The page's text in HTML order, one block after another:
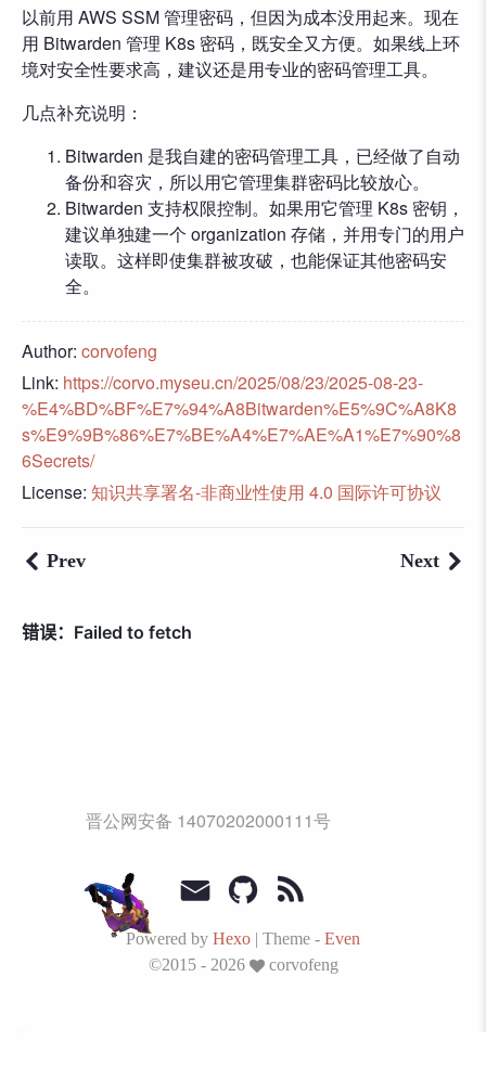
以前用 AWS SSM 管理密码，但因为成本没用起来。现在
用 Bitwarden 管理 K8s 密码，既安全又方便。如果线上环
境对安全性要求高，建议还是用专业的密码管理工具。
几点补充说明：
Bitwarden 是我自建的密码管理工具，已经做了自动
备份和容灾，所以用它管理集群密码比较放心。
Bitwarden 支持权限控制。如果用它管理 K8s 密钥，
建议单独建一个 organization 存储，并用专门的用户
读取。这样即使集群被攻破，也能保证其他密码安
全。
Author: corvofeng
Link: https://corvo.myseu.cn/2025/08/23/2025-08-23-
%E4%BD%BF%E7%94%A8Bitwarden%E5%9C%A8K8
s%E9%9B%86%E7%BE%A4%E7%AE%A1%E7%90%8
6Secrets/
License: 知识共享署名-非商业性使用 4.0 国际许可协议
Prev Next
晋公网安备 14070202000111号
Powered by Hexo | Theme - Even
©2015 - 2026
corvofeng